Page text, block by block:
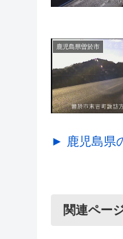
鹿児島県曽於市
► 鹿児島県
関連ペー